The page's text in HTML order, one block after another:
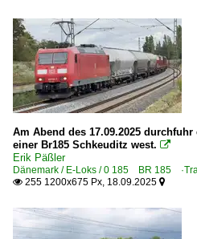
Am Abend des 17.09.2025
einer Br185 Schkeuditz west. 
Erik Päßler
Dänemark / E-Loks / 0 185 BR 185
 255 1200x675 Px, 18.09.2025 